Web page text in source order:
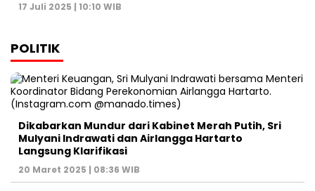
17 Juli 2025 | 10:10 WIB
POLITIK
Dikabarkan Mundur dari Kabinet Merah Putih, Sri
Mulyani Indrawati dan Airlangga Hartarto
Langsung Klarifikasi
20 Maret 2025 | 08:36 WIB